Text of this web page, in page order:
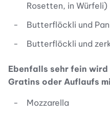
Rosetten, in Würfeli)
Butterflöckli und
Butterflöckli und
Ebenfalls sehr fein
Gratins oder Auflaufs
Mozzarella